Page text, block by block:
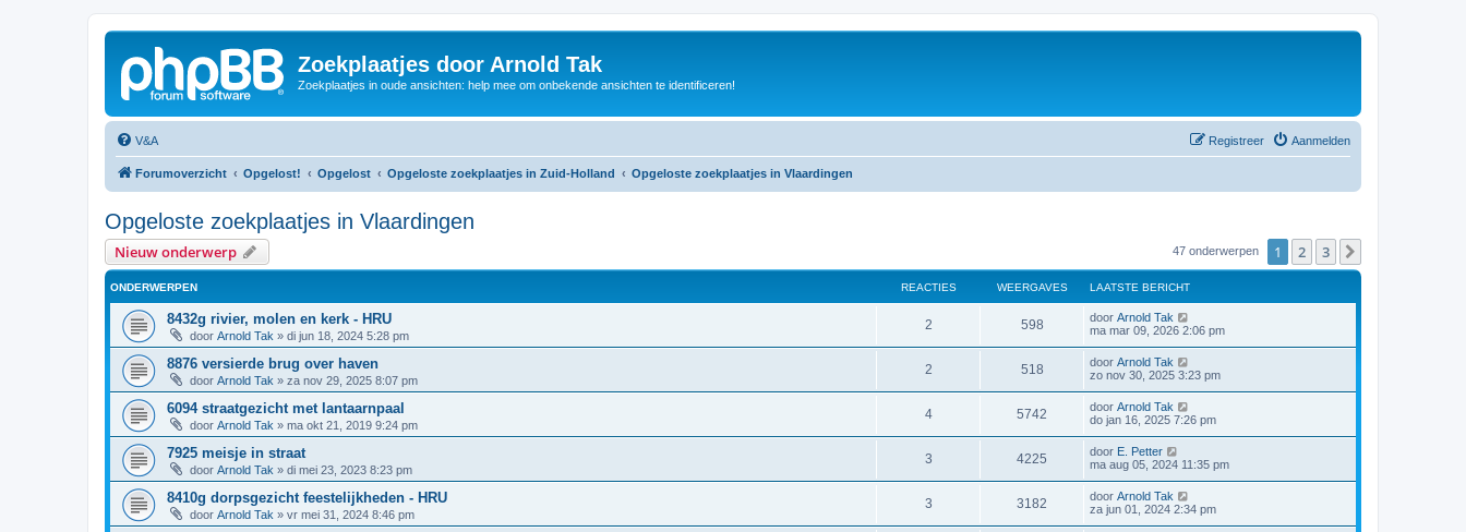
Zoekplaatjes door Arnold Tak
Zoekplaatjes in oude ansichten: help mee om onbekende ansichten te identificeren!
V&A Aanmelden
Registreer
Forumoverzicht Opgelost! Opgelost Opgeloste zoekplaatjes in Zuid-Holland Opgeloste zoekplaatjes in Vlaardingen
Opgeloste zoekplaatjes in Vlaardingen
Nieuw onderwerp 47 onderwerpen 1 2 3
ONDERWERPEN REACTIES WEERGAVES LAATSTE BERICHT
8432g rivier, molen en kerk - HRU
door Arnold Tak » di jun 18, 2024 5:28 pm
2 598 door Arnold Tak
ma mar 09, 2026 2:06 pm
8876 versierde brug over haven
door Arnold Tak » za nov 29, 2025 8:07 pm
2 518 door Arnold Tak
zo nov 30, 2025 3:23 pm
6094 straatgezicht met lantaarnpaal
door Arnold Tak » ma okt 21, 2019 9:24 pm
4 5742 door Arnold Tak
do jan 16, 2025 7:26 pm
7925 meisje in straat
door Arnold Tak » di mei 23, 2023 8:23 pm
3 4225 door E. Petter
ma aug 05, 2024 11:35 pm
8410g dorpsgezicht feestelijkheden - HRU
door Arnold Tak » vr mei 31, 2024 8:46 pm
3 3182 door Arnold Tak
za jun 01, 2024 2:34 pm